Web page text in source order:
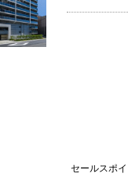
セールスポ